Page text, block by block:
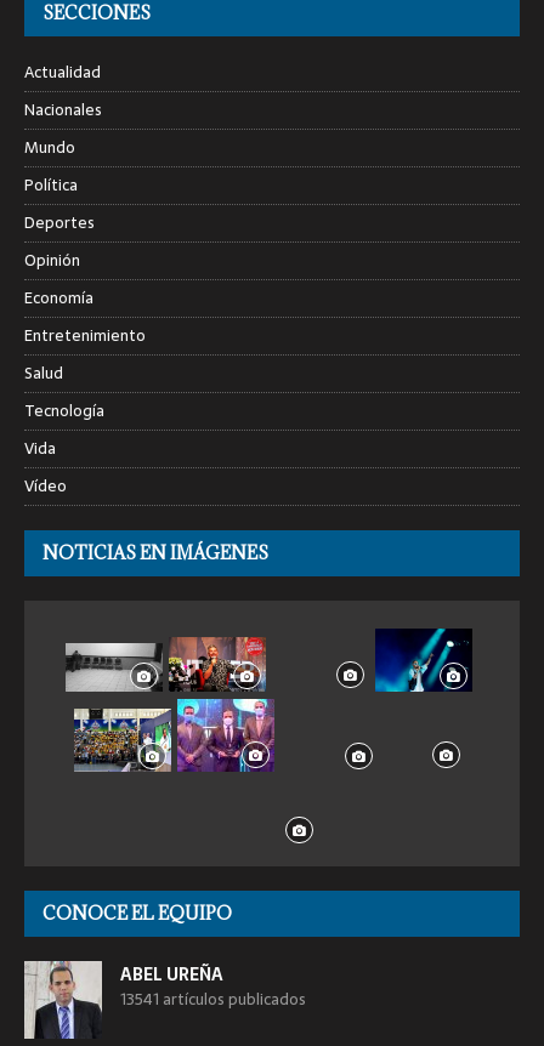
SECCIONES
Actualidad
Nacionales
Mundo
Política
Deportes
Opinión
Economía
Entretenimiento
Salud
Tecnología
Vida
Vídeo
NOTICIAS EN IMÁGENES
CONOCE EL EQUIPO
ABEL UREÑA
13541 artículos publicados